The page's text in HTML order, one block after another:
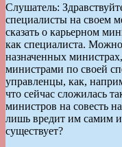
Слушатель:
специалисты на своем
сказать о карьерном
как специалиста.
назначенных
министрами по своей
управленцы, как,
что сейчас сложилась
министров на совесть
лишь вредит им самим и
существует?